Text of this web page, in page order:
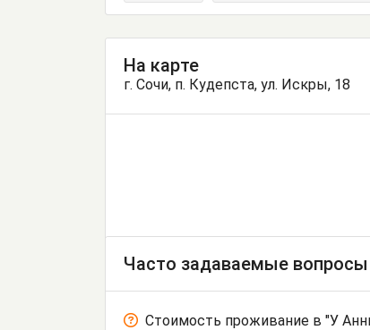
На карте
г. Сочи, п. Кудепста, ул. Искры, 18
Часто задаваемые вопросы
Стоимость проживание в "У